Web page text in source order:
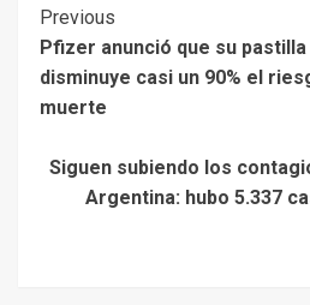
Previous
Pfizer anunció que su
disminuye casi un 90% el
muerte
Siguen subiendo los
Argentina: hubo 5.337